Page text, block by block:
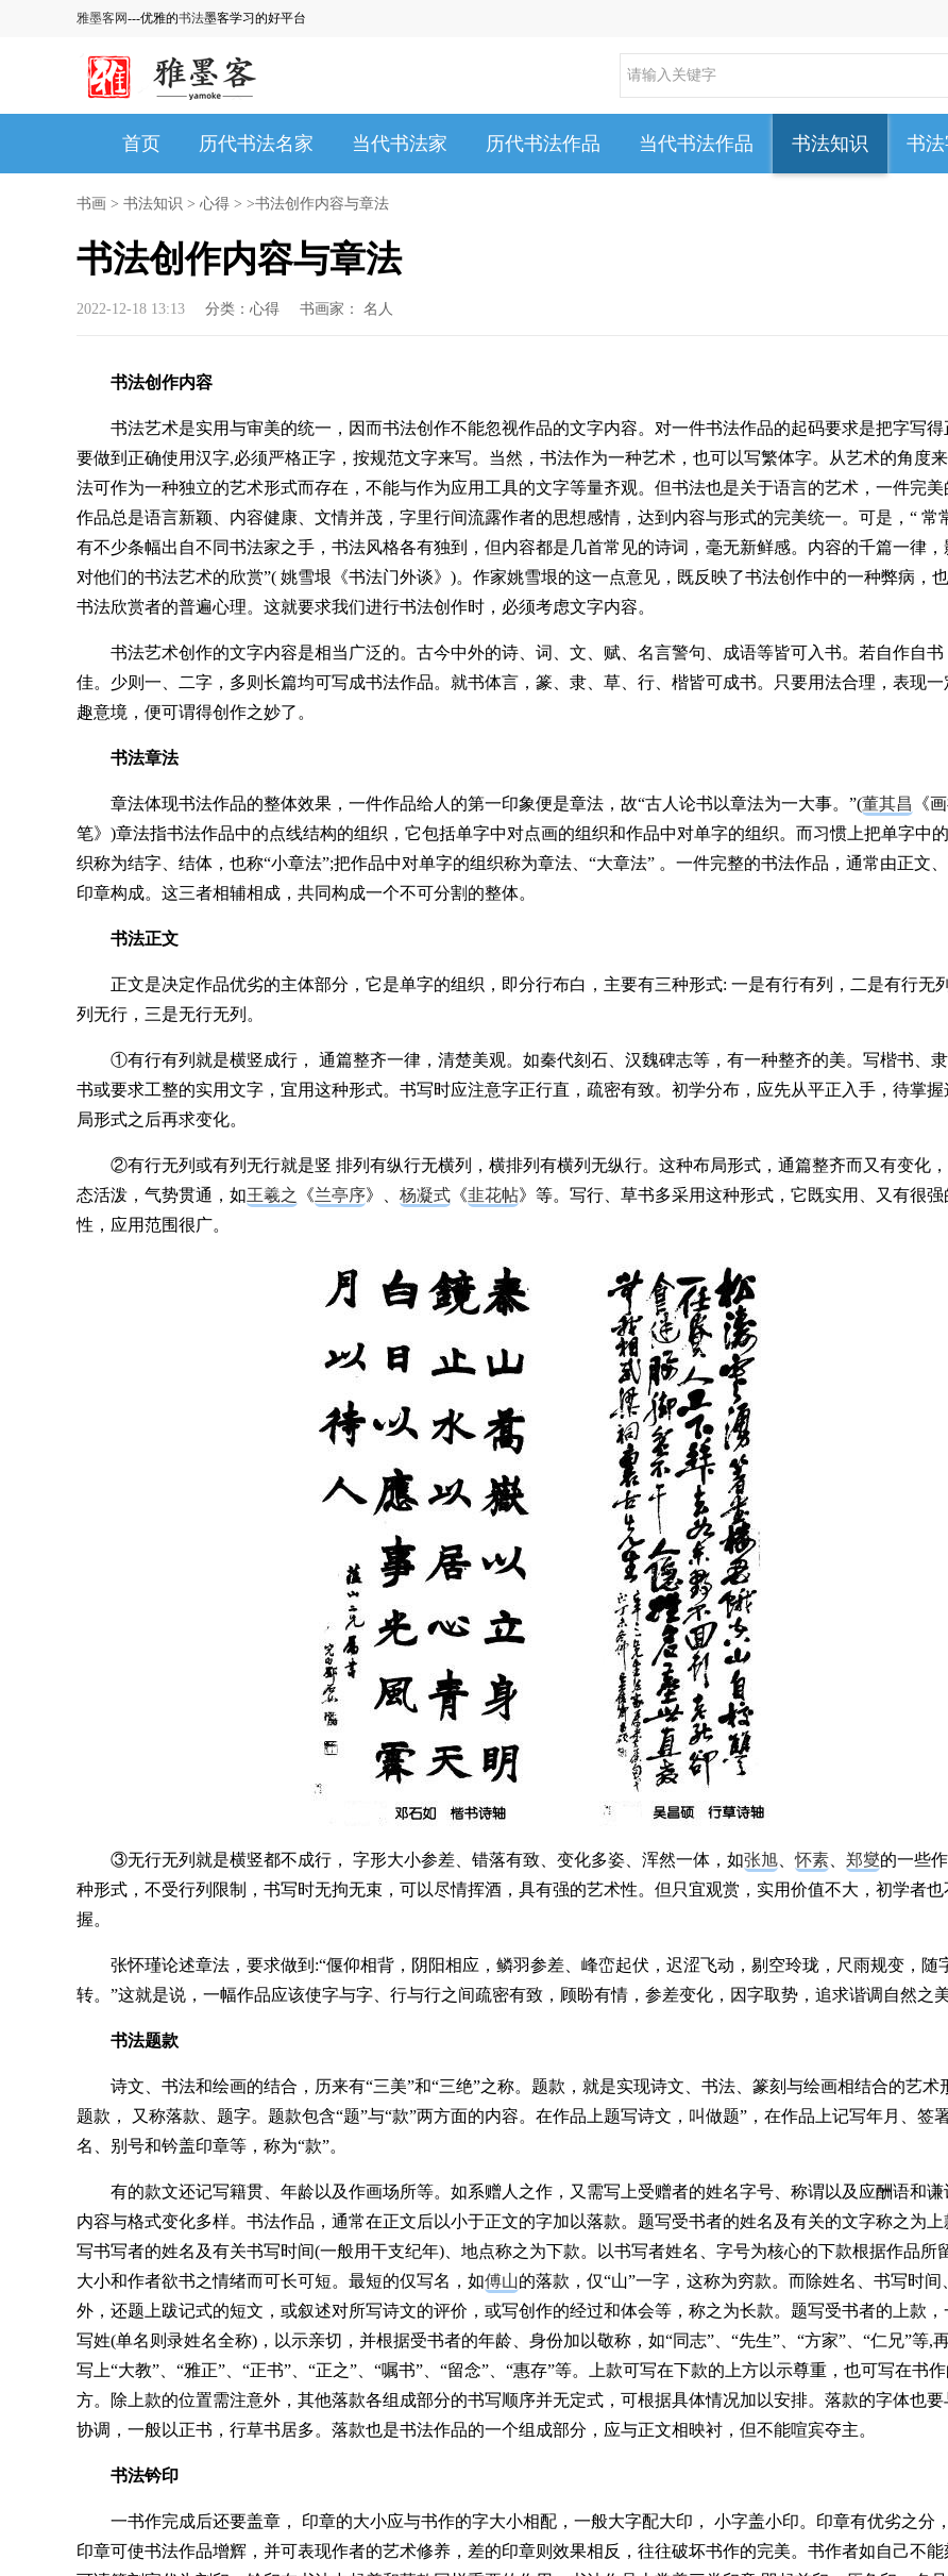
雅墨客网---优雅的书法墨客学习的好平台
首页 历代书法名家 当代书法家 历代书法作品 当代书法作品 书法知识 书
书画 > 书法知识 > 心得 > >书法创作内容与章法
书法创作内容与章法
2022-12-18 13:13 分类： 心得 书画家： 名人
书法创作内容
书法艺术是实用与审美的统一，因而书法创作不能忽视作品的文字内容。对一件书法作品的起码要求是把字写得
要做到正确使用汉字,必须严格正字，按规范文字来写。当然，书法作为一种艺术，也可以写繁体字。从艺术的角度
法可作为一种独立的艺术形式而存在，不能与作为应用工具的文字等量齐观。但书法也是关于语言的艺术，一件完美
作品总是语言新颖、内容健康、文情并茂，字里行间流露作者的思想感情，达到内容与形式的完美统一。可是，“ 常
有不少条幅出自不同书法家之手，书法风格各有独到，但内容都是几首常见的诗词，毫无新鲜感。内容的千篇一律，
对他们的书法艺术的欣赏”( 姚雪垠《书法门外谈》)。作家姚雪垠的这一点意见，既反映了书法创作中的一种弊病，
书法欣赏者的普遍心理。这就要求我们进行书法创作时，必须考虑文字内容。
书法艺术创作的文字内容是相当广泛的。古今中外的诗、词、文、赋、名言警句、成语等皆可入书。若自作自书
佳。少则一、二字，多则长篇均可写成书法作品。就书体言，篆、隶、草、行、楷皆可成书。只要用法合理，表现一
趣意境，便可谓得创作之妙了。
书法章法
章法体现书法作品的整体效果，一件作品给人的第一印象便是章法，故“古人论书以章法为一大事。”(董其昌
《
笔》)章法指书法作品中的点线结构的组织，它包括单字中对点画的组织和作品中对单字的组织。而习惯上把单字中
织称为结字、结体，也称“小章法”;把作品中对单字的组织称为章法、“大章法” 。一件完整的书法作品，通常由正文、
印章构成。这三者相辅相成，共同构成一个不可分割的整体。
书法正文
正文是决定作品优劣的主体部分，它是单字的组织，即分行布白，主要有三种形式: 一是有行有列，二是有行无
列无行，三是无行无列。
①有行有列就是横竖成行， 通篇整齐一律，清楚美观。如秦代刻石、汉魏碑志等，有一种整齐的美。写楷书、
书或要求工整的实用文字，宜用这种形式。书写时应注意字正行直，疏密有致。初学分布，应先从平正入手，待掌握
局形式之后再求变化。
②有行无列或有列无行就是竖 排列有纵行无横列，横排列有横列无纵行。这种布局形式，通篇整齐而又有变化
态活泼，气势贯通，如王羲之 《兰亭序》、 杨凝式 《韭花帖》等。写行、草书多采用这种形式，它既实用、又有很强
性，应用范围很广。
③无行无列就是横竖都不成行， 字形大小参差、错落有致、变化多姿、浑然一体，如张旭 、怀素 郑燮的一些
种形式，不受行列限制，书写时无拘无束，可以尽情挥酒，具有强的艺术性。但只宜观赏，实用价值不大，初学者也
握。
张怀瑾论述章法，要求做到:“偃仰相背，阴阳相应，鳞羽参差、峰峦起伏，迟涩飞动，剔空玲珑，尺雨规变，随
转。”这就是说，一幅作品应该使字与字、行与行之间疏密有致，顾盼有情，参差变化，因字取势，追求谐调自然之美
书法题款
诗文、书法和绘画的结合，历来有“三美”和“三绝”之称。题款，就是实现诗文、书法、篆刻与绘画相结合的艺术
题款， 又称落款、题字。题款包含“题”与“款”两方面的内容。在作品上题写诗文，叫做题”，在作品上记写年月、签
名、别号和钤盖印章等，称为“款”。
有的款文还记写籍贯、年龄以及作画场所等。如系赠人之作，又需写上受赠者的姓名字号、称谓以及应酬语和谦
内容与格式变化多样。书法作品，通常在正文后以小于正文的字加以落款。题写受书者的姓名及有关的文字称之为上
写书写者的姓名及有关书写时间(一般用干支纪年)、地点称之为下款。以书写者姓名、字号为核心的下款根据作品所
大小和作者欲书之情绪而可长可短。最短的仅写名，如傅山的落款，仅“山”一字，这称为穷款。而除姓名、书写时间
外，还题上跋记式的短文，或叙述对所写诗文的评价，或写创作的经过和体会等，称之为长款。题写受书者的上款，
写姓(单名则录姓名全称)，以示亲切，并根据受书者的年龄、身份加以敬称，如“同志”、“先生”、“方家”、“仁兄”等,
写上“大教”、“雅正”、“正书”、“正之”、“嘱书”、“留念”、“惠存”等。上款可写在下款的上方以示尊重，也可写在书
方。除上款的位置需注意外，其他落款各组成部分的书写顺序并无定式，可根据具体情况加以安排。落款的字体也要
协调，一般以正书，行草书居多。落款也是书法作品的一个组成部分，应与正文相映衬，但不能喧宾夺主。
书法钤印
一书作完成后还要盖章， 印章的大小应与书作的字大小相配，一般大字配大印， 小字盖小印。印章有优劣之分
印章可使书法作品增辉，并可表现作者的艺术修养，差的印章则效果相反，往往破坏书作的完美。书作者如自己不能